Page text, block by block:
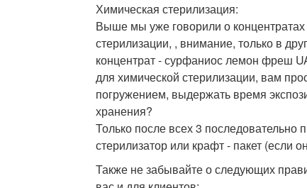
Химическая стерилизация:
Выше мы уже говорили о концентратах
стерилизации, , внимание, только в
концентрат - сурфаниос лемон фреш
для химической стерилизации, вам
погружением, выдержать время
хранения?
Только после всех 3
стерилизатор или крафт - пакет (если
Также не забывайте о следующих